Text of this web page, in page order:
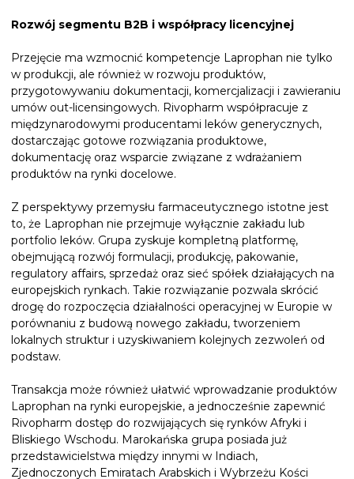
Rozwój segmentu B2B i współpracy licencyjnej
Przejęcie ma wzmocnić kompetencje Laprophan nie tylko
w produkcji, ale również w rozwoju produktów,
przygotowywaniu dokumentacji, komercjalizacji i zawieraniu
umów out-licensingowych. Rivopharm współpracuje z
międzynarodowymi producentami leków generycznych,
dostarczając gotowe rozwiązania produktowe,
dokumentację oraz wsparcie związane z wdrażaniem
produktów na rynki docelowe.
Z perspektywy przemysłu farmaceutycznego istotne jest
to, że Laprophan nie przejmuje wyłącznie zakładu lub
portfolio leków. Grupa zyskuje kompletną platformę,
obejmującą rozwój formulacji, produkcję, pakowanie,
regulatory affairs, sprzedaż oraz sieć spółek działających na
europejskich rynkach. Takie rozwiązanie pozwala skrócić
drogę do rozpoczęcia działalności operacyjnej w Europie w
porównaniu z budową nowego zakładu, tworzeniem
lokalnych struktur i uzyskiwaniem kolejnych zezwoleń od
podstaw.
Transakcja może również ułatwić wprowadzanie produktów
Laprophan na rynki europejskie, a jednocześnie zapewnić
Rivopharm dostęp do rozwijających się rynków Afryki i
Bliskiego Wschodu. Marokańska grupa posiada już
przedstawicielstwa między innymi w Indiach,
Zjednoczonych Emiratach Arabskich i Wybrzeżu Kości